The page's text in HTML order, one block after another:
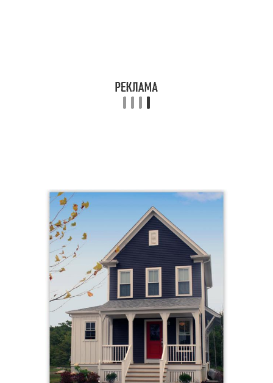
Крыльцо к дому Крыльцо с навесом
Крыльцо из дерева Круглое крыльцо
Полукруглое крыльцо Крыльцо из бетона